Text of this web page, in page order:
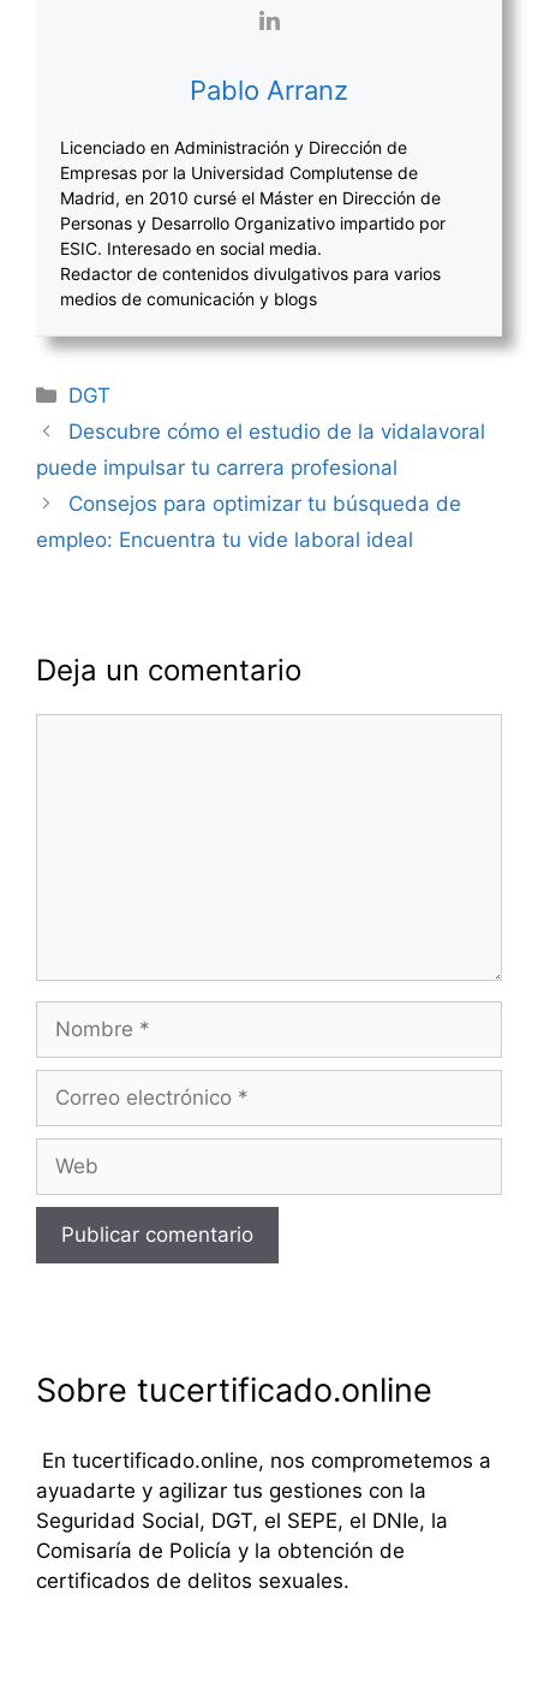
Pablo Arranz
Licenciado en Administración y Dirección de
Empresas por la Universidad Complutense de
Madrid, en 2010 cursé el Máster en Dirección de
Personas y Desarrollo Organizativo impartido por
ESIC. Interesado en social media.
Redactor de contenidos divulgativos para varios
medios de comunicación y blogs
Categorías
DGT
Navegación
de
entradas
Descubre cómo el estudio de la vidalavoral
puede impulsar tu carrera profesional
Consejos para optimizar tu búsqueda de
empleo: Encuentra tu vide laboral ideal
Deja un comentario
Nombre
Correo
Web
Sobre tucertificado.online
En tucertificado.online, nos comprometemos a
ayuadarte y agilizar tus gestiones con la
Seguridad Social, DGT, el SEPE, el DNIe, la
Comisaría de Policía y la obtención de
certificados de delitos sexuales.